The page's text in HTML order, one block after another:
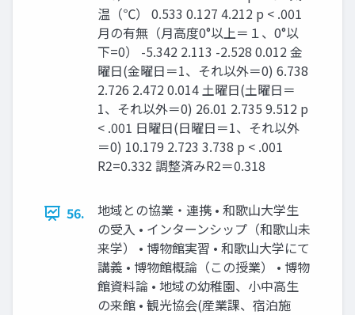
温（℃） 0.533 0.127 4.212 p < .001
月の有無（月高度0°以上＝１、0°以
下=0） -5.342 2.113 -2.528 0.012 金
曜日(金曜日＝1、それ以外＝0) 6.738
2.726 2.472 0.014 土曜日(土曜日＝
1、それ以外＝0) 26.01 2.735 9.512 p
< .001 日曜日(日曜日＝1、それ以外
＝0) 10.179 2.723 3.738 p < .001
R2=0.332 調整済みR2＝0.318
56.
地域との協業・連携 • 和歌山大学生
の受入 • インターンシップ（和歌山未
来学） • 博物館実習 • 和歌山大学にて
講義 • 博物館概論（この授業） • 博物
館資料論 • 地域の幼稚園、小中高生
の来館 • 観光協会(産業課、宿泊施